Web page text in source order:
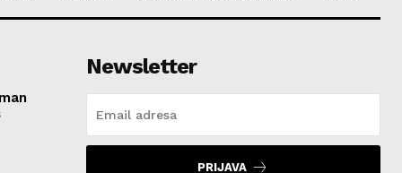
Newsletter
PRIJAVA